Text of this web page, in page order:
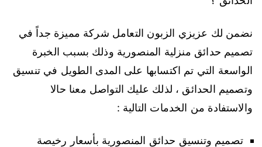
نضمن لك عزيزي الزبون التعامل شركة مميزة جداً في
تصميم حدائق منزلية المنصورية وذلك بسبب الخبرة
الواسعة التي تم اكتسابها على المدى الطويل في تنسيق
وتصميم الحدائق ، لذلك عليك التواصل معنا حالا
والاستفادة من الخدمات التالية :
تصميم وتنسيق حدائق المنصورية بأسعار رخيصة